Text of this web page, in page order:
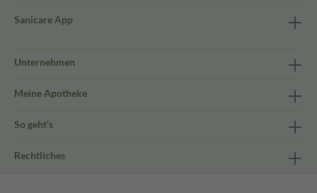
Sanicare App
Unternehmen
Meine Apotheke
So geht's
Rechtliches